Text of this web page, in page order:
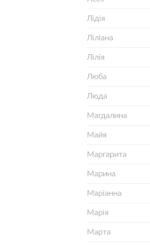
Лідія
Ліліана
Лілія
Люба
Люда
Магдалина
Майя
Маргарита
Марина
Маріанна
Марія
Марта